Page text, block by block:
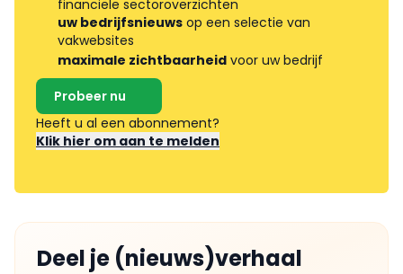
financiële sectoroverzichten
uw bedrijfsnieuws op een selectie van
vakwebsites
maximale zichtbaarheid voor uw bedrijf
Probeer nu
Heeft u al een abonnement?
Klik hier om aan te melden
Deel je (nieuws)verhaal